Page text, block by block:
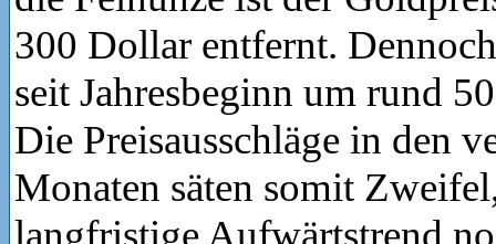
300 Dollar entfernt.
seit Jahresbeginn um rund
Die Preisausschläge in den
Monaten säten somit
langfristige Aufwärtstrend